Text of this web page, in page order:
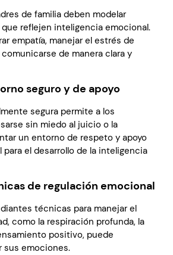
de familia deben modelar
reflejen inteligencia emocional.
empatía, manejar el estrés de
de manera clara y
seguro y de apoyo
segura permite a los
sin miedo al juicio o la
un entorno de respeto y apoyo
el desarrollo de la inteligencia
de regulación emocional
técnicas para manejar el
como la respiración profunda, la
positivo, puede
sus emociones.